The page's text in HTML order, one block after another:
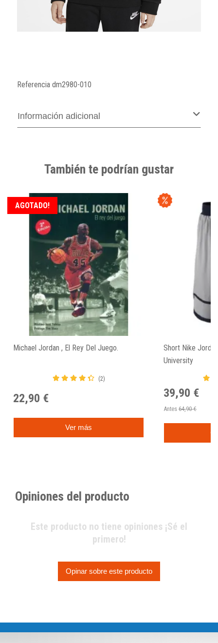
Referencia dm2980-010
Información adicional
También te podrían gustar
Michael Jordan , El Rey Del Juego.
(2)
22,90 €
Ver más
AGOTADO!
Short Nike
University
39,90 €
Antes 64,90 €
Opiniones del producto
Este producto no tiene opiniones ¡Sé el
primero!
Opinar sobre este producto